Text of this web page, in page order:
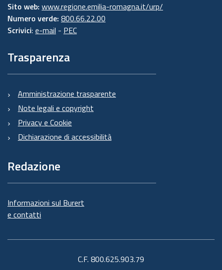
Sito web: www.regione.emilia-romagna.it/urp/
Numero verde: 800.66.22.00
Scrivici: e-mail - PEC
Trasparenza
Amministrazione trasparente
Note legali e copyright
Privacy e Cookie
Dichiarazione di accessibilità
Redazione
Informazioni sul Burert
e contatti
C.F. 800.625.903.79